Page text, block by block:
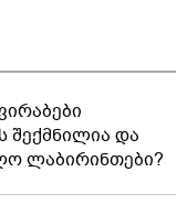
შექმნილია და
ლაბირინთები?